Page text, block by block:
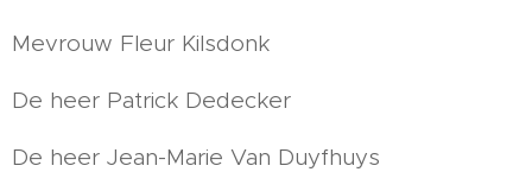
Mevrouw Fleur Kilsdonk
De heer Patrick Dedecker
De heer Jean-Marie Van Duyfhuys